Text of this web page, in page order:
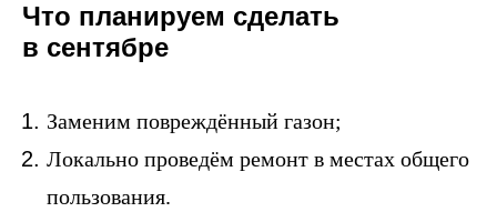
Что планируем сделать
в сентябре
Заменим повреждённый газон;
Локально проведём ремонт в местах общего
пользования.